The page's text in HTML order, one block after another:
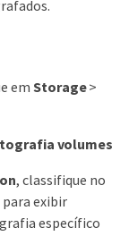
em Storage>
volumes
, classifique no
exibir
específico